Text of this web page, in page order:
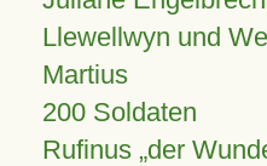
Llewellwyn und
Martius
200 Soldaten
Rufinus „der